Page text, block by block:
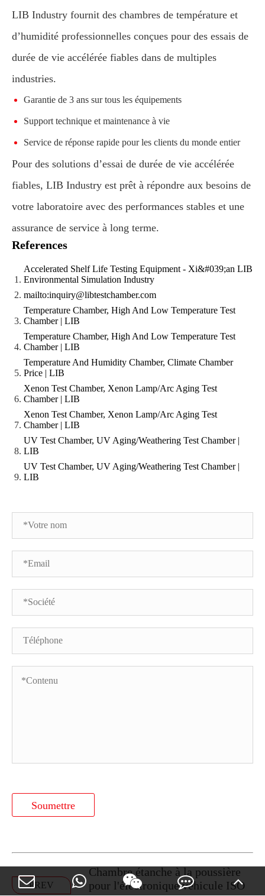
LIB Industry fournit des chambres de température et
d’humidité professionnelles conçues pour des essais de
durée de vie accélérée fiables dans de multiples
industries.
Garantie de 3 ans sur tous les équipements
Support technique et maintenance à vie
Service de réponse rapide pour les clients du monde entier
Pour des solutions d’essai de durée de vie accélérée
fiables, LIB Industry est prêt à répondre aux besoins de
votre laboratoire avec des performances stables et une
assurance de service à long terme.
References
Accelerated Shelf Life Testing Equipment - Xi&#039;an LIB
Environmental Simulation Industry
mailto:inquiry@libtestchamber.com
Temperature Chamber, High And Low Temperature Test
Chamber | LIB
Temperature Chamber, High And Low Temperature Test
Chamber | LIB
Temperature And Humidity Chamber, Climate Chamber
Price | LIB
Xenon Test Chamber, Xenon Lamp/Arc Aging Test
Chamber | LIB
Xenon Test Chamber, Xenon Lamp/Arc Aging Test
Chamber | LIB
UV Test Chamber, UV Aging/Weathering Test Chamber |
LIB
UV Test Chamber, UV Aging/Weathering Test Chamber |
LIB
Soumettre
PREV
Chambre étanche à la poussière
pour l'électronique véhicule ISO